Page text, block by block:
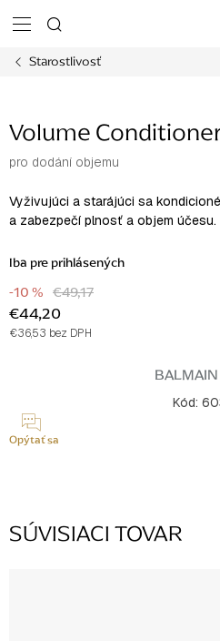
na
Starostlivosť
Volume
pro dodání objemu
Vyživujúci a starájúci sa
a zabezpečí plnosť a objem účesu.
Iba pre prihlásených
€49,17
-10 %
€44,20
€36,53 bez DPH
Kód:
Opýtať sa
SÚVISIACI TOVAR